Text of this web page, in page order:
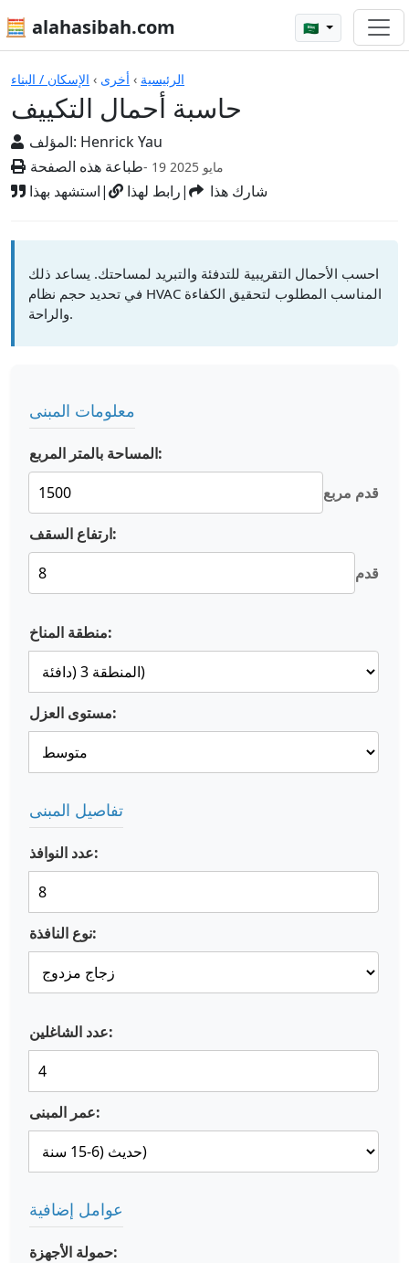
🧮 alahasibah.com 🇸🇦
الرئيسية › أخرى › الإسكان / البناء
حاسبة أحمال التكييف
المؤلف: Henrick Yau
طباعة هذه الصفحة
- 19 مايو 2025
استشهد بهذا| رابط لهذا| شارك هذا
الآلات الحاسبة
احسب الأحمال التقريبية للتدفئة والتبريد لمساحتك. يساعد ذلك
في تحديد حجم نظام HVAC المناسب المطلوب لتحقيق الكفاءة
والراحة.
معلومات المبنى
المساحة بالمتر المربع:
قدم مربع
ارتفاع السقف:
قدم
منطقة المناخ:
مستوى العزل:
تفاصيل المبنى
عدد النوافذ:
نوع النافذة:
عدد الشاغلين:
عمر المبنى:
عوامل إضافية
حمولة الأجهزة: